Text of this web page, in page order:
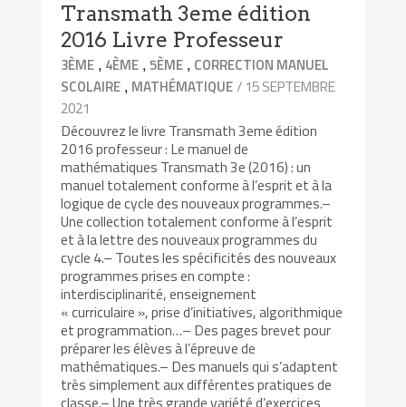
Transmath 3eme édition
2016 Livre Professeur
3ÈME , 4ÈME ,5ÈME , CORRECTION MANUEL
SCOLAIRE , MATHÉMATIQUE/ 15 SEPTEMBRE
2021
Découvrez le livre Transmath 3eme édition
2016 professeur : Le manuel de
mathématiques Transmath 3e (2016) : un
manuel totalement conforme à l’esprit et à la
logique de cycle des nouveaux programmes.–
Une collection totalement conforme à l’esprit
et à la lettre des nouveaux programmes du
cycle 4.– Toutes les spécificités des nouveaux
programmes prises en compte :
interdisciplinarité, enseignement
« curriculaire », prise d’initiatives, algorithmique
et programmation…– Des pages brevet pour
préparer les élèves à l’épreuve de
mathématiques.– Des manuels qui s’adaptent
très simplement aux différentes pratiques de